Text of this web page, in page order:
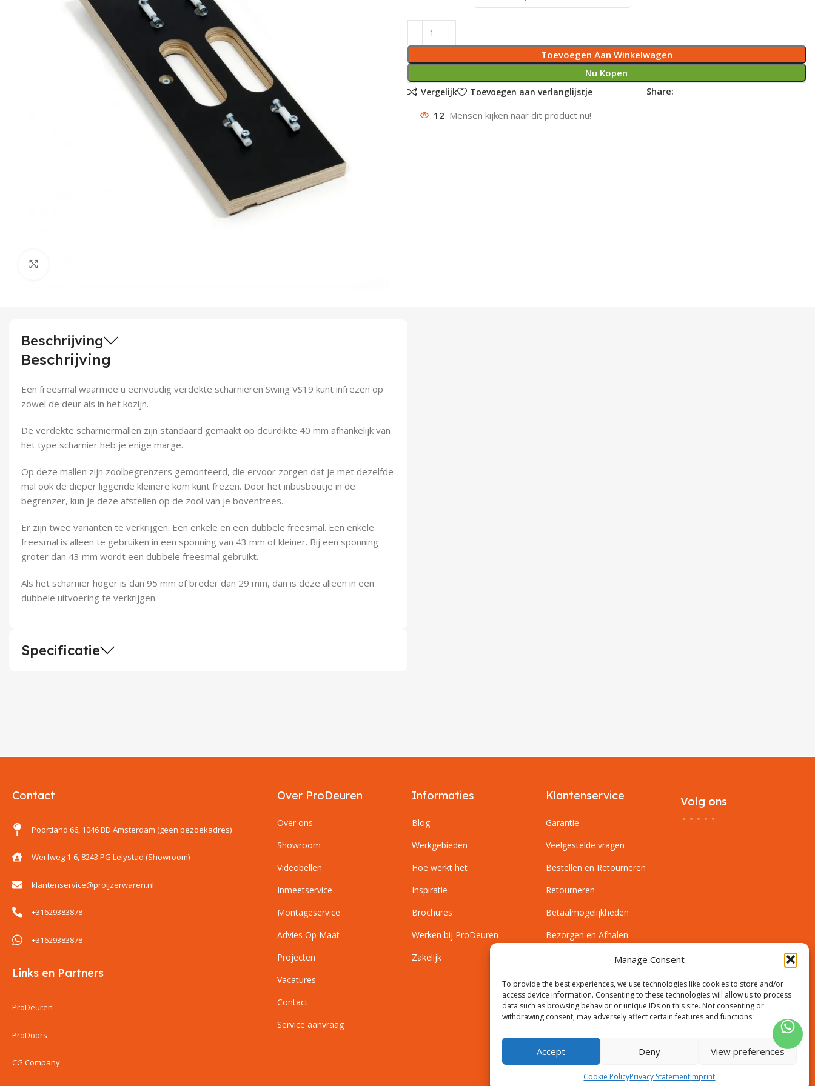
Manage Consent
To provide the best experiences, we use technologies like cookies to store and/or
access device information. Consenting to these technologies will allow us to process
data such as browsing behavior or unique IDs on this site. Not consenting or
withdrawing consent, may adversely affect certain features and functions.
Accept Deny View preferences
Cookie PolicyPrivacy StatementImprint
Toevoegen Aan Winkelwagen
Nu Kopen
Vergelijk Toevoegen aan verlanglijstje Share:
12 Mensen kijken naar dit product nu!
Beschrijving
Beschrijving
Een freesmal waarmee u eenvoudig verdekte scharnieren Swing VS19 kunt infrezen op
zowel de deur als in het kozijn.
De verdekte scharniermallen zijn standaard gemaakt op deurdikte 40 mm afhankelijk van
het type scharnier heb je enige marge.
Op deze mallen zijn zoolbegrenzers gemonteerd, die ervoor zorgen dat je met dezelfde
mal ook de dieper liggende kleinere kom kunt frezen. Door het inbusboutje in de
begrenzer, kun je deze afstellen op de zool van je bovenfrees.
Er zijn twee varianten te verkrijgen. Een enkele en een dubbele freesmal. Een enkele
freesmal is alleen te gebruiken in een sponning van 43 mm of kleiner. Bij een sponning
groter dan 43 mm wordt een dubbele freesmal gebruikt.
Als het scharnier hoger is dan 95 mm of breder dan 29 mm, dan is deze alleen in een
dubbele uitvoering te verkrijgen.
Specificatie
Contact
Poortland 66, 1046 BD Amsterdam (geen bezoekadres)
Werfweg 1-6, 8243 PG Lelystad (Showroom)
klantenservice@proijzerwaren.nl
+31629383878
+31629383878
Links en Partners
ProDeuren
ProDoors
CG Company
Over ProDeuren
Over ons
Showroom
Videobellen
Inmeetservice
Montageservice
Advies Op Maat
Projecten
Vacatures
Contact
Service aanvraag
Informaties
Blog
Werkgebieden
Hoe werkt het
Inspiratie
Brochures
Werken bij ProDeuren
Zakelijk
Klantenservice
Garantie
Veelgestelde vragen
Bestellen en Retourneren
Retourneren
Betaalmogelijkheden
Bezorgen en Afhalen
Leveringsvoorwaarden
Montagevoorwaarden
Inmeetservice Voorwaarden
Volg ons